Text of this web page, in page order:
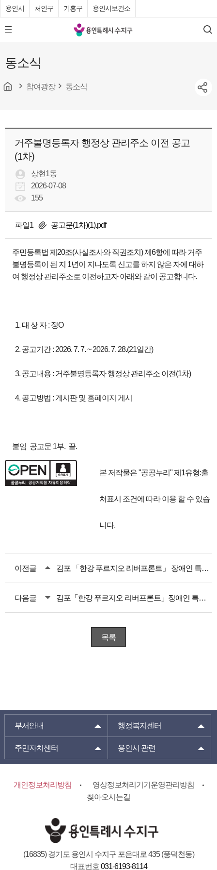
용인시 처인구 기흥구 용인시보건소
모
바
메
뉴
튼
용
인
수
청
검
색
동소식
참여광장 동소식
거주불명등록자 행정상 관리주소 이전 공고
(1차)
상현1동
2026-07-08
155
파일1 공고문(1차)(1).pdf
주민등록법 제20조(사실조사와 직권조치) 제6항에 따라 거주
불명등록이 된 지 1년이 지나도록 신고를 하지 않은 자에 대하
여 행정상 관리주소로 이전하고자 아래와 같이 공고합니다.
1. 대 상 자 : 정O
2. 공고기간 : 2026. 7. 7. ~ 2026. 7. 28.(21일간)
3. 공고내용 : 거주불명등록자 행정상 관리주소 이전(1차)
4. 공고방법 : 게시판 및 홈페이지 게시
붙임 공고문 1부. 끝.
본 저작물은 "공공누리"제1유형:출
처표시 조건에 따라 이용 할 수 있습
니다.
이전글 김포 「한강 푸르지오 리버프론트」 장애인 특별공급 안내
다음글 김포「한강 푸르지오 리버프론트」장애인 특별공급 안내
목록
부서안내 행정복지센터
주민자치센터 용인시 관련
개인정보처리방침
영상정보처리기기운영관리방침
찾아오시는길
(16835) 경기도 용인시 수지구 포은대로 435 (풍덕천동)
대표번호 031-6193-8114